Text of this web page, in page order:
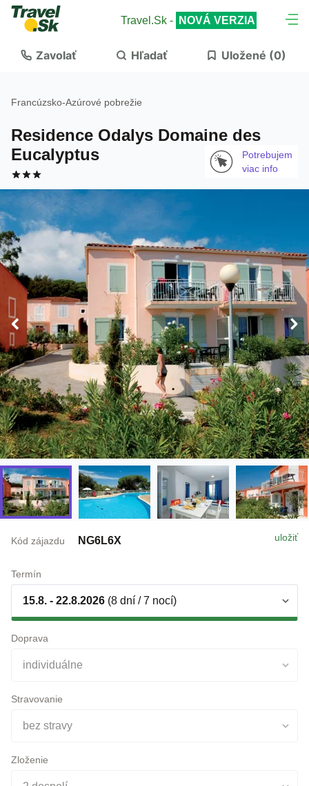
Travel.Sk - NOVÁ VERZIA
Zavolať Hľadať Uložené (0)
Francúzsko-Azúrové pobrežie
Residence Odalys Domaine des
Eucalyptus
Potrebujem
viac info
uložiť
Kód zájazdu NG6L6X
Termín
15.8. - 22.8.2026
individuálne
Stravovanie
bez stravy
Zloženie
2 dospelí